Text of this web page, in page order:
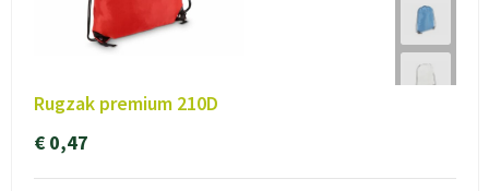
Rugzak premium 210D
€ 0,47